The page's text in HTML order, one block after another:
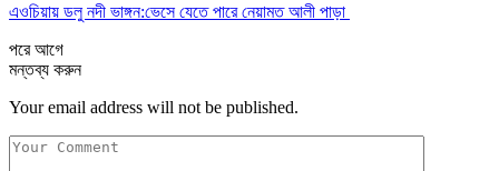
এওচিয়ায় ডলু নদী ভাঙ্গন:ভেসে যেতে পারে নেয়ামত আলী পাড়া
পরেআগে
মন্তব্য করুন
Your email address will not be published.